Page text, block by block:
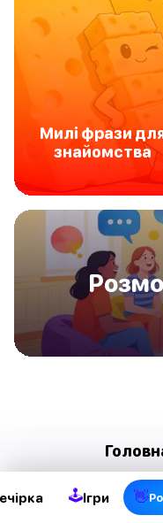
🕹Ігри 👋
Милі фрази
знайомства
Pозмова